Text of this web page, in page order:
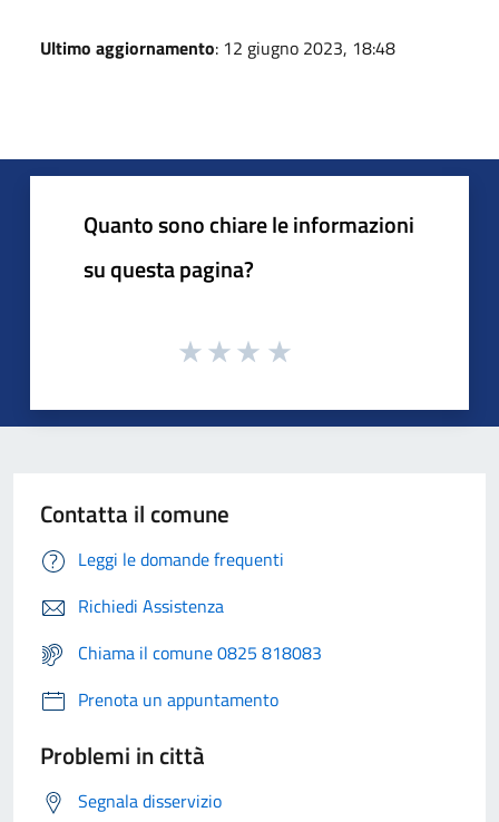
Ultimo aggiornamento: 12 giugno 2023, 18:48
Quanto sono chiare le informazioni
su questa pagina?
Contatta il comune
Leggi le domande frequenti
Richiedi Assistenza
Chiama il comune 0825 818083
Prenota un appuntamento
Problemi in città
Segnala disservizio